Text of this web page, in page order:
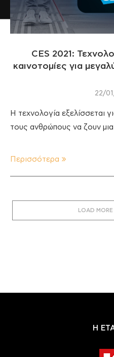
CES 2021:
καινοτομίες για
22/
Η τεχνολογία εξελίσσεται
τους ανθρώπους να ζουν
Περισσότερα
LOAD
Η